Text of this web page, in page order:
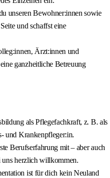
unseren Bewohner:innen sowie
und schaffst eine
Ärzt:innen und
ganzheitliche Betreuung
als Pflegefachkraft, z. B. als
und Krankenpfleger:in.
Berufserfahrung mit – aber auch
uns herzlich willkommen.
ist für dich kein Neuland